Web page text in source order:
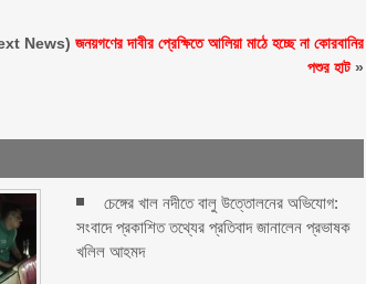
News)জনয়গণের দাবীর প্রেক্ষিতে আলিয়া মাঠে হচ্ছে না কোরবানির
পশুর হাট»
চেঙ্গের খাল নদীতে বালু উত্তোলনের অভিযোগ:
সংবাদে প্রকাশিত তথ্যের প্রতিবাদ জানালেন প্রভাষক
খলিল আহমদ